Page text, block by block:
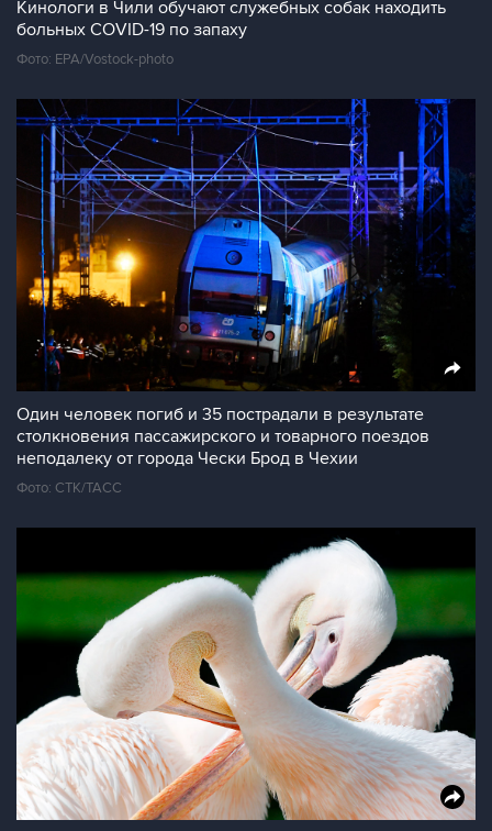
Кинологи в Чили обучают служебных собак находить
больных COVID-19 по запаху
Фото: EPA/Vostock-photo
Один человек погиб и 35 пострадали в результате
столкновения пассажирского и товарного поездов
неподалеку от города Чески Брод в Чехии
Фото: CTK/TAСС